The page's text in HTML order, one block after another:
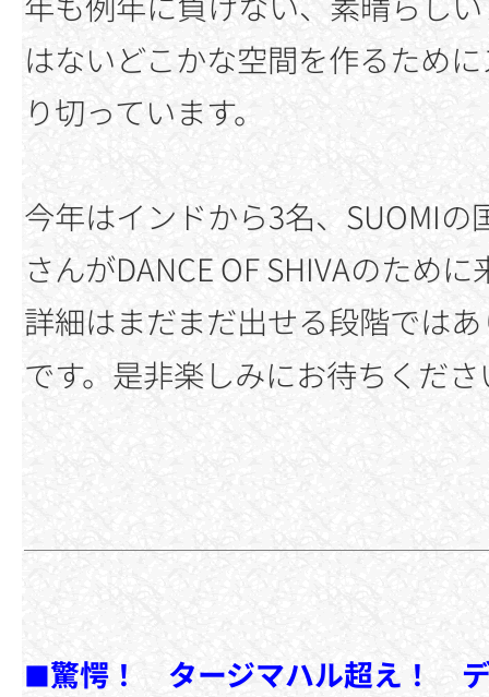
はないどこかな空間を作るため
り切っています。
今年はインドから3名、SUOMI
さんがDANCE OF SHIVAのため
詳細はまだまだ出せる段階では
です。是非楽しみにお待ちくだ
■驚愕！ タージマハル超え！